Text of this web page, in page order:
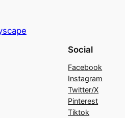
Social
Facebook
Instagram
Twitter/X
Pinterest
Tiktok